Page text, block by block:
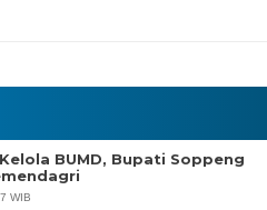
BUMD, Bupati Soppeng
WIB